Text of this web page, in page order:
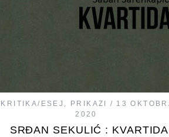
KRITIKA/ESEJ , PRIKAZI
13
2020
SRĐAN SEKULIĆ : KVARTIDA